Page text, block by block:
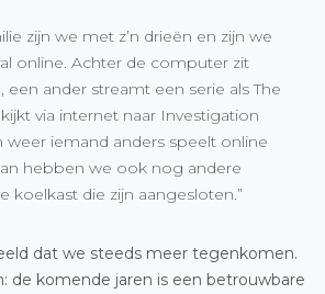
zijn we met z’n drieën en zijn we
online. Achter de computer zit
een ander streamt een serie als The
via internet naar Investigation
weer iemand anders speelt online
hebben we ook nog andere
koelkast die zijn aangesloten.”
dat we steeds meer tegenkomen.
de komende jaren is een betrouwbare